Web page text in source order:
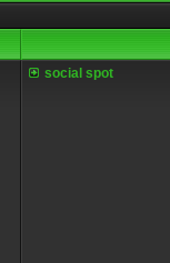
social spot